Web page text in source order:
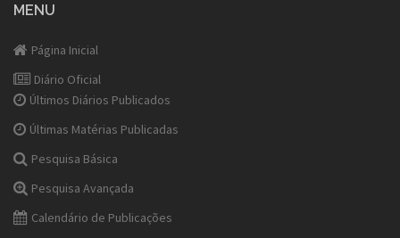
MENU
Página Inicial
Diário Oficial
Últimos Diários Publicados
Últimas Matérias Publicadas
Pesquisa Básica
Pesquisa Avançada
Calendário de Publicações